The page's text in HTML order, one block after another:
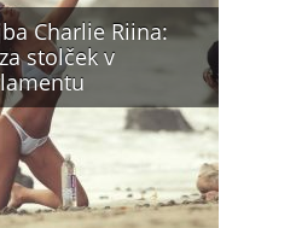
Charlie Riina:
stolček v